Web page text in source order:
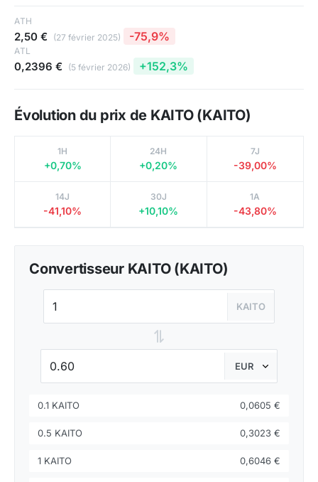
ATH
2,50 € (27 février 2025) -75,9%
ATL
0,2396 € (5 février 2026) +152,3%
Évolution du prix de KAITO (KAITO)
1H
+0,70%
24H
+0,20%
7J
-39,00%
14J
-41,10%
30J
+10,10%
1A
-43,80%
Convertisseur KAITO (KAITO)
KAITO
⇌
0.1 KAITO 0,0605 €
0.5 KAITO 0,3023 €
1 KAITO 0,6046 €